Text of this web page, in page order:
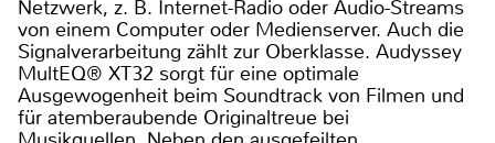
Netzwerk, z. B. Internet-Radio oder Audio-Streams
von einem Computer oder Medienserver. Auch die
Signalverarbeitung zählt zur Oberklasse. Audyssey
MultEQ® XT32 sorgt für eine optimale
Ausgewogenheit beim Soundtrack von Filmen und
für atemberaubende Originaltreue bei